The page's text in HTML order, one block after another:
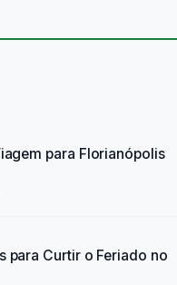
para Florianópolis
para Curtir o Feriado no